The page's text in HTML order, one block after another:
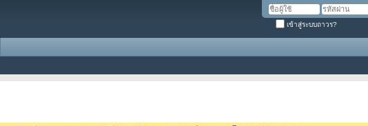
เข้าสู่ระบบถาวร?